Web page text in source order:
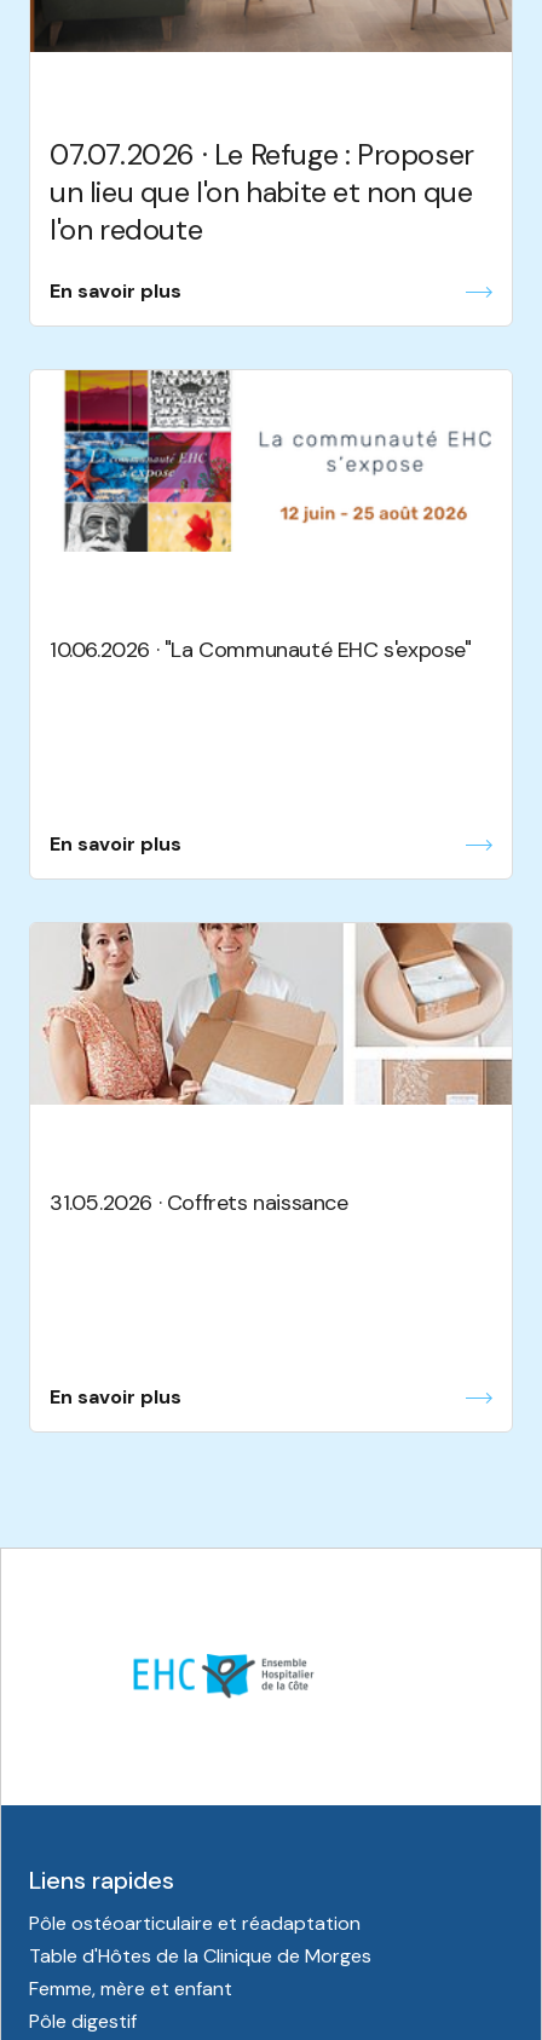
07.07.2026 · Le Refuge : Proposer
un lieu que l'on habite et non que
l'on redoute
En savoir plus
10.06.2026 · "La Communauté EHC s'expose"
En savoir plus
31.05.2026 · Coffrets naissance
En savoir plus
Liens rapides
Pôle ostéoarticulaire et réadaptation
Table d'Hôtes de la Clinique de Morges
Femme, mère et enfant
Pôle digestif